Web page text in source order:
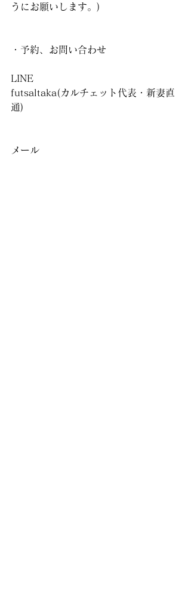
うにお願いします。)
・予約、お問い合わせ
LINE
futsaltaka(カルチェット代表・新妻直
通)
メール